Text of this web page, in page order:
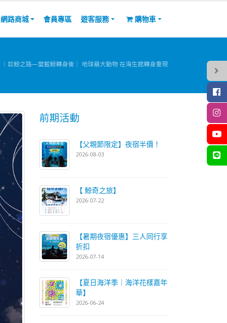
網路商城 會員專區 遊客服務 購物車
｜巨鯨之路—當藍鯨轉身後｜ 地球最大動物 在海生館轉身重現
前期活動
【父親節限定】夜宿半價！
2026-08-03
【 鯨奇之旅】
2026-07-22
【暑期夜宿優惠】三人同行享
折扣
2026-07-14
【夏日海洋季｜海洋花樣嘉年
華】
2026-06-24